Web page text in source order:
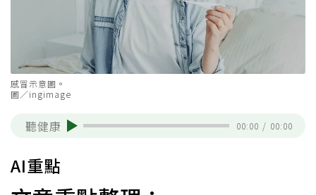
感冒示意圖。
圖／ingimage
聽健康 00:00 / 00:00
AI重點